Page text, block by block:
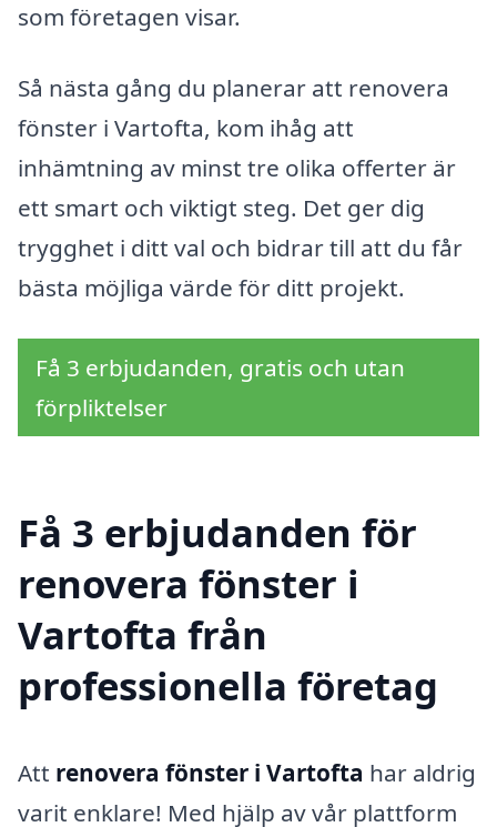
som företagen visar.
Så nästa gång du planerar att renovera
fönster i Vartofta, kom ihåg att
inhämtning av minst tre olika offerter är
ett smart och viktigt steg. Det ger dig
trygghet i ditt val och bidrar till att du får
bästa möjliga värde för ditt projekt.
Få 3 erbjudanden, gratis och utan
förpliktelser
Få 3 erbjudanden för
renovera fönster i
Vartofta från
professionella företag
Att renovera fönster i Vartofta har aldrig
varit enklare! Med hjälp av vår plattform